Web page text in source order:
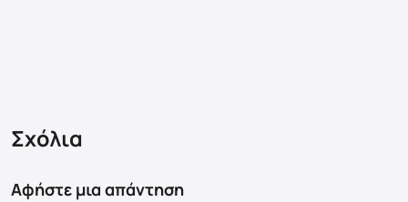
Σχόλια
Αφήστε μια απάντηση